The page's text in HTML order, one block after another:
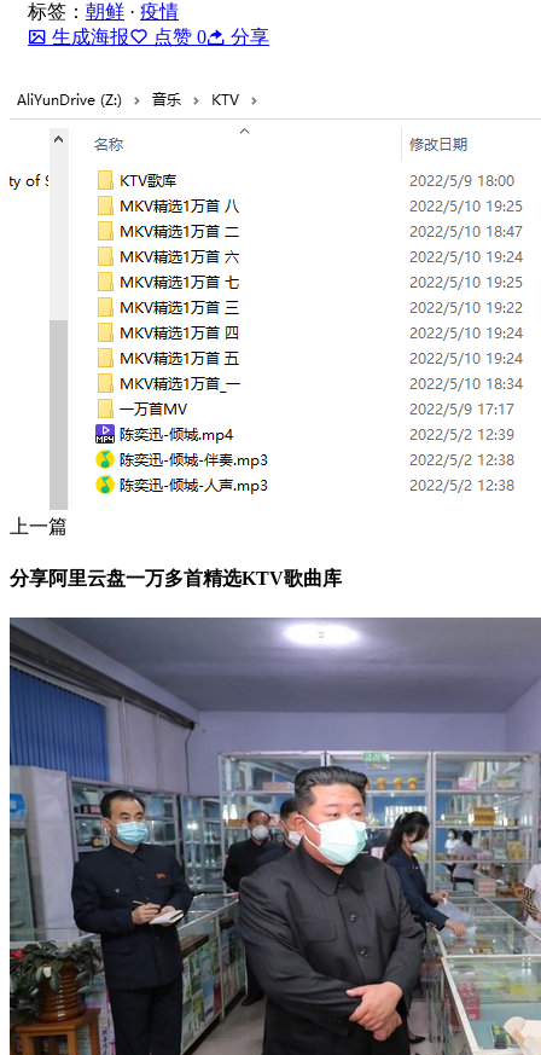
标签： 朝鲜 · 疫情
生成海报
点赞 0 分享
上一篇
分享阿里云盘一万多首精选KTV歌曲库